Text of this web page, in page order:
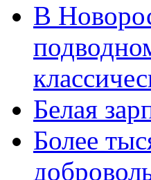
В
Белая
Более